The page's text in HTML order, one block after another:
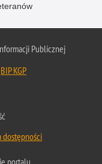
Publicznej
BIP KGP
dostępności